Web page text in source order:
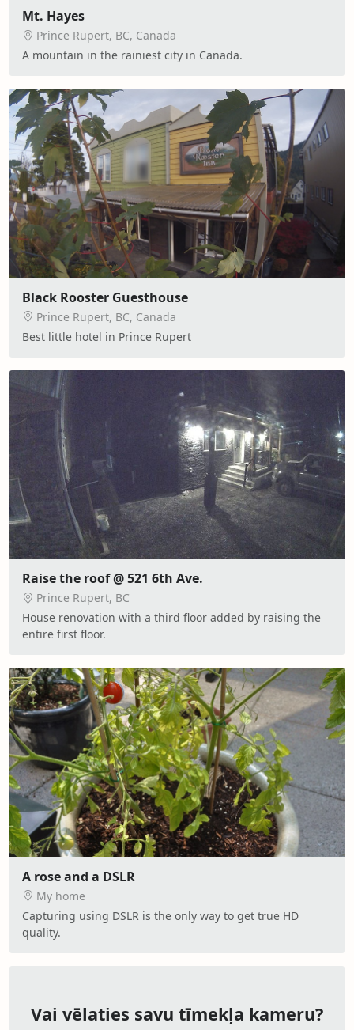
Mt. Hayes
Prince Rupert, BC, Canada
A mountain in the rainiest city in Canada.
Black Rooster Guesthouse
Prince Rupert, BC, Canada
Best little hotel in Prince Rupert
Raise the roof @ 521 6th Ave.
Prince Rupert, BC
House renovation with a third floor added by raising the
entire first floor.
A rose and a DSLR
My home
Capturing using DSLR is the only way to get true HD
quality.
Vai vēlaties savu tīmekļa kameru?